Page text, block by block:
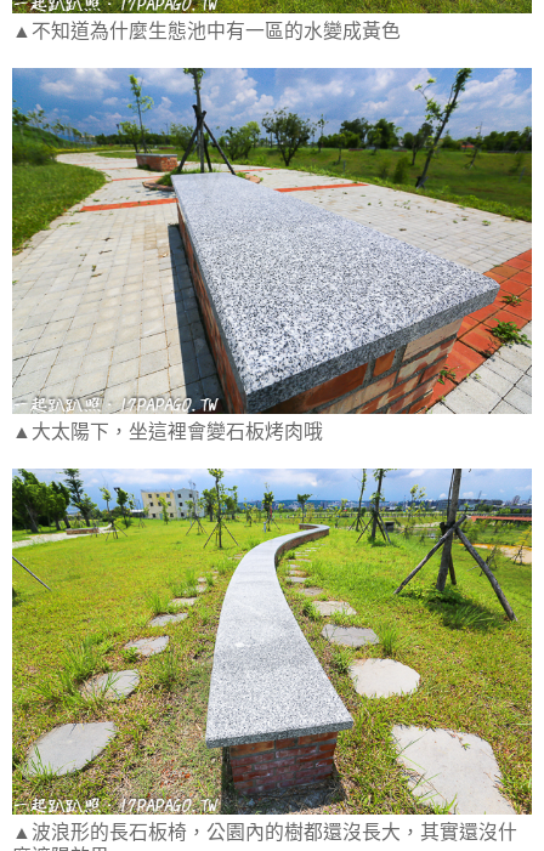
▲不知道為什麼生態池中有一區的水變成黃色
▲大太陽下，坐這裡會變石板烤肉哦
▲波浪形的長石板椅，公園內的樹都還沒長大，其實還沒什